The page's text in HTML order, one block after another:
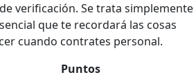
verificación. Se trata simplemente
que te recordará las cosas
cuando contrates personal.
Puntos